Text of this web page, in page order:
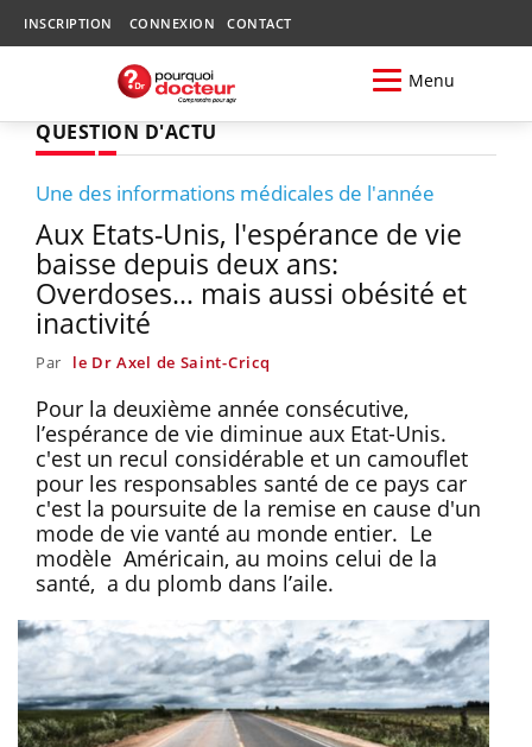
INSCRIPTION CONNEXION CONTACT
Menu
QUESTION D'ACTU
Une des informations médicales de l'année
Aux Etats-Unis, l'espérance de vie
baisse depuis deux ans:
Overdoses… mais aussi obésité et
inactivité
Par le Dr Axel de Saint-Cricq
Pour la deuxième année consécutive,
l’espérance de vie diminue aux Etat-Unis.
c'est un recul considérable et un camouflet
pour les responsables santé de ce pays car
c'est la poursuite de la remise en cause d'un
mode de vie vanté au monde entier. Le
modèle Américain, au moins celui de la
santé, a du plomb dans l’aile.